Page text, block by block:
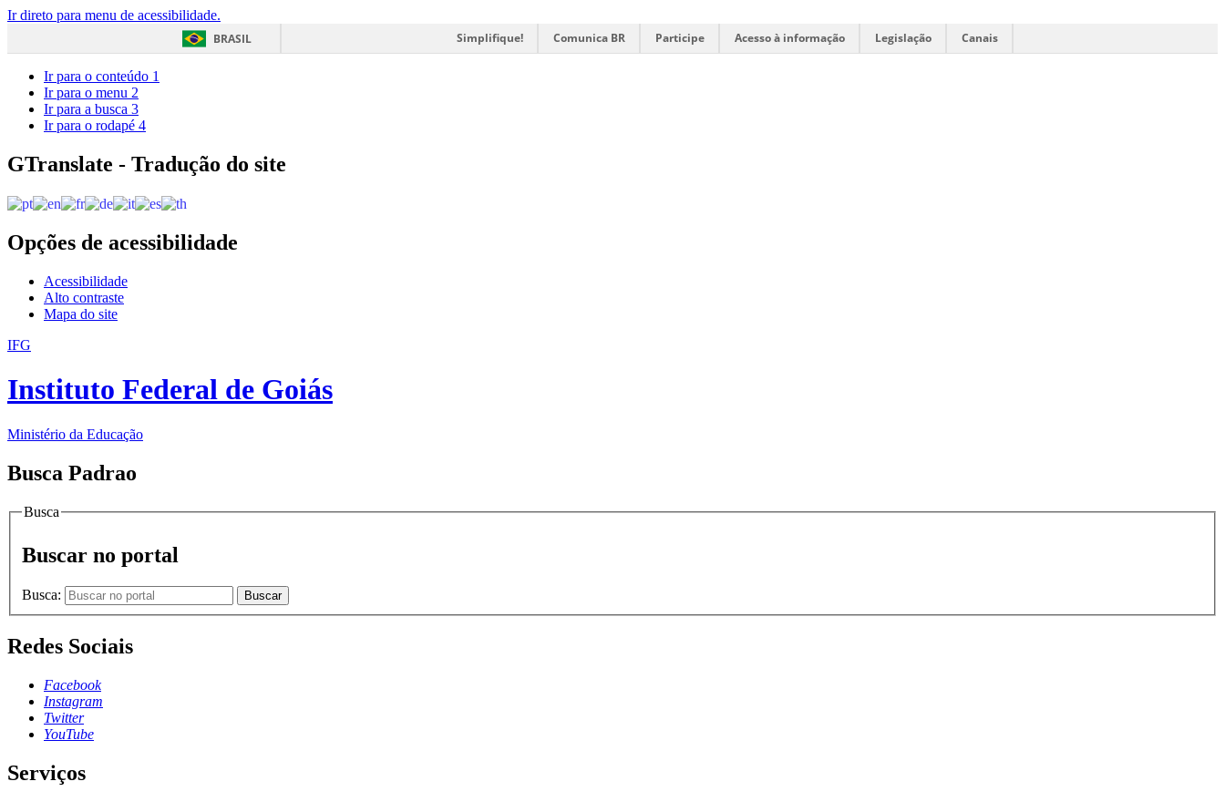
Ir direto para menu de acessibilidade.
BRASIL
Simplifique! Comunica BR Participe Acesso à informação Legislação Canais
Ir para o conteúdo 1
Ir para o menu 2
Ir para a busca 3
Ir para o rodapé 4
GTranslate - Tradução do site
Opções de acessibilidade
Acessibilidade
Alto contraste
Mapa do site
IFG
Instituto Federal de Goiás
Ministério da Educação
Busca Padrao
Busca
Buscar no portal
Busca: Buscar
Redes Sociais
Facebook
Instagram
Twitter
YouTube
Serviços